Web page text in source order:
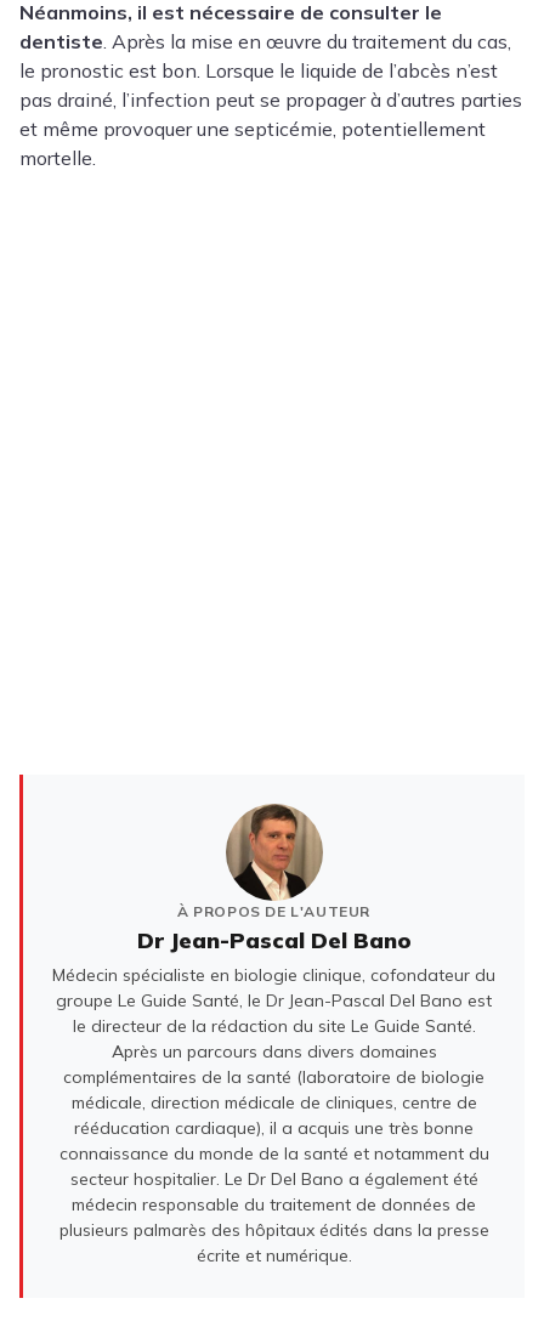
Néanmoins, il est nécessaire de consulter le
dentiste . Après la mise en œuvre du traitement du cas,
le pronostic est bon. Lorsque le liquide de l’abcès n’est
pas drainé, l’infection peut se propager à d’autres parties
et même provoquer une septicémie, potentiellement
mortelle.
À PROPOS DE L'AUTEUR
Dr Jean-Pascal Del Bano
Médecin spécialiste en biologie clinique, cofondateur du
groupe Le Guide Santé, le Dr Jean-Pascal Del Bano est
le directeur de la rédaction du site Le Guide Santé.
Après un parcours dans divers domaines
complémentaires de la santé (laboratoire de biologie
médicale, direction médicale de cliniques, centre de
rééducation cardiaque), il a acquis une très bonne
connaissance du monde de la santé et notamment du
secteur hospitalier. Le Dr Del Bano a également été
médecin responsable du traitement de données de
plusieurs palmarès des hôpitaux édités dans la presse
écrite et numérique.